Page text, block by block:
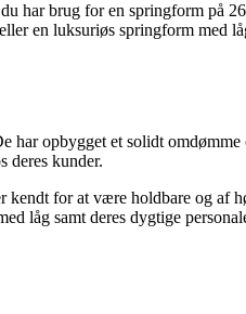
har brug for en springform på
en luksuriøs springform med
opbygget et solidt
deres kunder.
for at være holdbare og
låg samt deres dygtige